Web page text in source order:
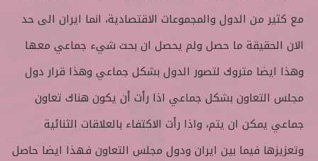
مع كثير من الدول والمجموعات الاقتصادية، انما ايران الى حد
الان الحقيقة ما حصل ولم يحصل ان بحث شيء جماعي معها
وهذا ايضا متروك لتصور الدول بشكل جماعي وهذا قرار دول
مجلس التعاون بشكل جماعي اذا رأت أن يكون هناك تعاون
جماعي يمكن ان يتم، واذا رأت الاكتفاء بالعلاقات الثنائية
وتعزيزها فيما بين ايران ودول مجلس التعاون فهذا ايضا حاصل